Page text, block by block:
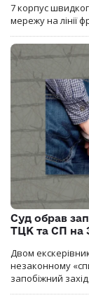
7 корпус
мережу на лінії
Суд обрав
ТЦК та СП на
Двом
незаконному
запобіжний захід.